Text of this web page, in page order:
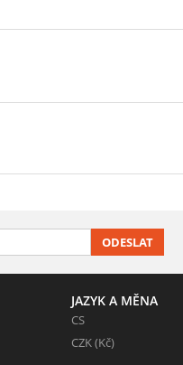
ODESLAT
JAZYK A MĚNA
CS
CZK (Kč)